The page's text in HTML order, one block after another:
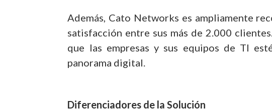
Además, Cato Networks es ampliamente
satisfacción entre sus más de 2.000
que las empresas y sus equipos de TI
panorama digital.
Diferenciadores de la Solución